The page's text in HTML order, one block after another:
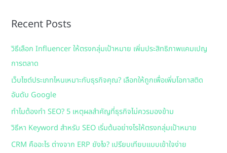
c
f
o
r
:
Recent Posts
วิธีเลือก Influencer ให้ตรงกลุ่มเป้าหมาย เพิ่มประสิทธิภาพแคมเปญ
การตลาด
เว็บไซต์ประเภทไหนเหมาะกับธุรกิจคุณ? เลือกให้ถูกเพื่อเพิ่มโอกาสติด
อันดับ Google
ทำไมต้องทำ SEO? 5 เหตุผลสำคัญที่ธุรกิจไม่ควรมองข้าม
วิธีหา Keyword สำหรับ SEO เริ่มต้นอย่างไรให้ตรงกลุ่มเป้าหมาย
CRM คืออะไร ต่างจาก ERP ยังไง? เปรียบเทียบแบบเข้าใจง่าย